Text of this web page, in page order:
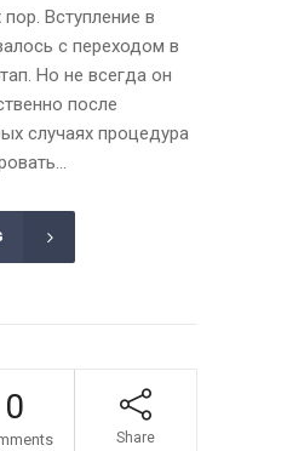
Вступление в
с переходом в
Но не всегда он
после
случаях процедура
0
Share